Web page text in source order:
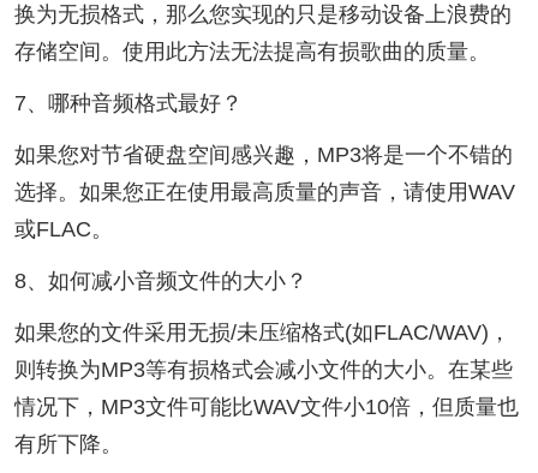
换为无损格式，那么您实现的只是移动设备上浪费的
存储空间。使用此方法无法提高有损歌曲的质量。
7、哪种音频格式最好？
如果您对节省硬盘空间感兴趣，MP3将是一个不错的
选择。如果您正在使用最高质量的声音，请使用WAV
或FLAC。
8、如何减小音频文件的大小？
如果您的文件采用无损/未压缩格式(如FLAC/WAV)，
则转换为MP3等有损格式会减小文件的大小。在某些
情况下，MP3文件可能比WAV文件小10倍，但质量也
有所下降。